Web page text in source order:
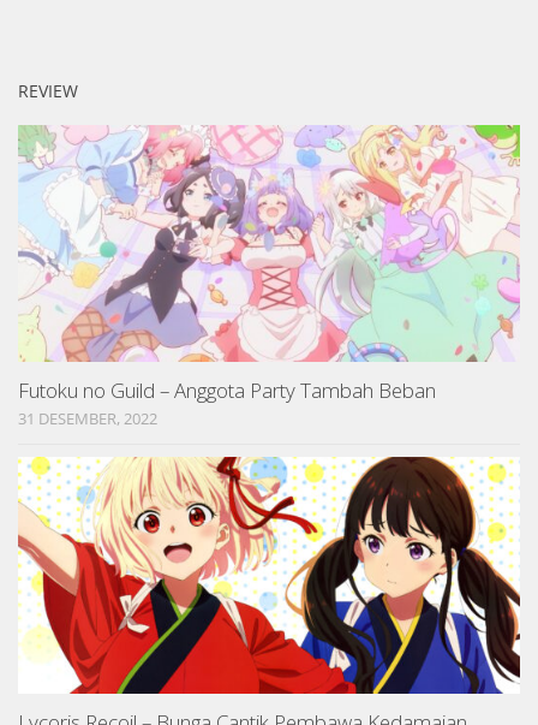
REVIEW
Futoku no Guild – Anggota Party Tambah Beban
31 DESEMBER, 2022